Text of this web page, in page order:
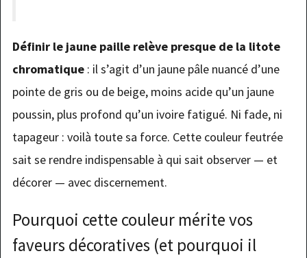
Définir le jaune paille relève presque de la litote
chromatique: il s’agit d’un jaune pâle nuancé d’une
pointe de gris ou de beige, moins acide qu’un jaune
poussin, plus profond qu’un ivoire fatigué. Ni fade, ni
tapageur : voilà toute sa force. Cette couleur feutrée
sait se rendre indispensable à qui sait observer — et
décorer — avec discernement.
Pourquoi cette couleur mérite vos
faveurs décoratives (et pourquoi il